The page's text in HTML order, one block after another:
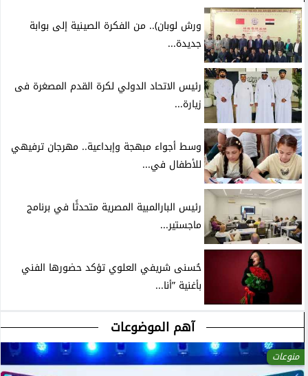
ورش لوبان).. من الفكرة الصينية إلى بوابة
جديدة...
رئيس الاتحاد الدولي لكرة القدم المصغرة فى
زيارة...
وسط أجواء مبهجة وإبداعية.. مهرجان ترفيهي
للأطفال في...
رئيس البارالمبية المصرية متحدثًا في برنامج
ماجستير...
حُسنى شريفي العلوي تؤكد حضورها الفني
بأغنية ”أنا...
آهم الموضوعات
منوعات